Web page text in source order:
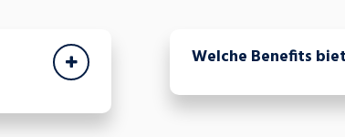
Welche Benefits